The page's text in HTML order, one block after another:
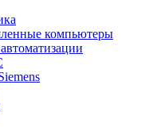
компьютеры